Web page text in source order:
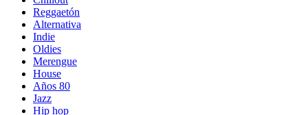
Reggaetón
Alternativa
Indie
Oldies
Merengue
House
Años 80
Jazz
Hip hop